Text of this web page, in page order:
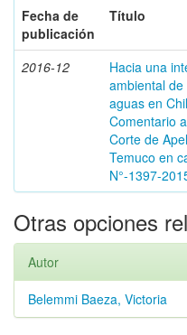
Fecha de
publicación
Título
2016-12
Hacia una
ambiental
aguas en
Comentario
Corte de
Temuco en
N°-1397-
Otras opciones
Autor
Belemmi Baeza, Victoria